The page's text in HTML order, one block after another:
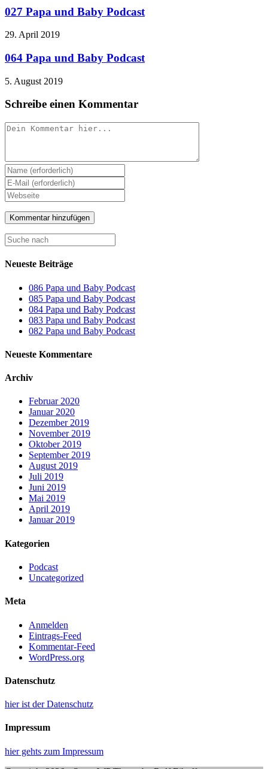
027 Papa und Baby Podcast
29. April 2019
064 Papa und Baby Podcast
5. August 2019
Schreibe einen Kommentar
Neueste Beiträge
086 Papa und Baby Podcast
085 Papa und Baby Podcast
084 Papa und Baby Podcast
083 Papa und Baby Podcast
082 Papa und Baby Podcast
Neueste Kommentare
Archiv
Februar 2020
Januar 2020
Dezember 2019
November 2019
Oktober 2019
September 2019
August 2019
Juli 2019
Juni 2019
Mai 2019
April 2019
Januar 2019
Kategorien
Podcast
Uncategorized
Meta
Anmelden
Eintrags-Feed
Kommentar-Feed
WordPress.org
Datenschutz
hier ist der Datenschutz
Impressum
hier gehts zum Impressum